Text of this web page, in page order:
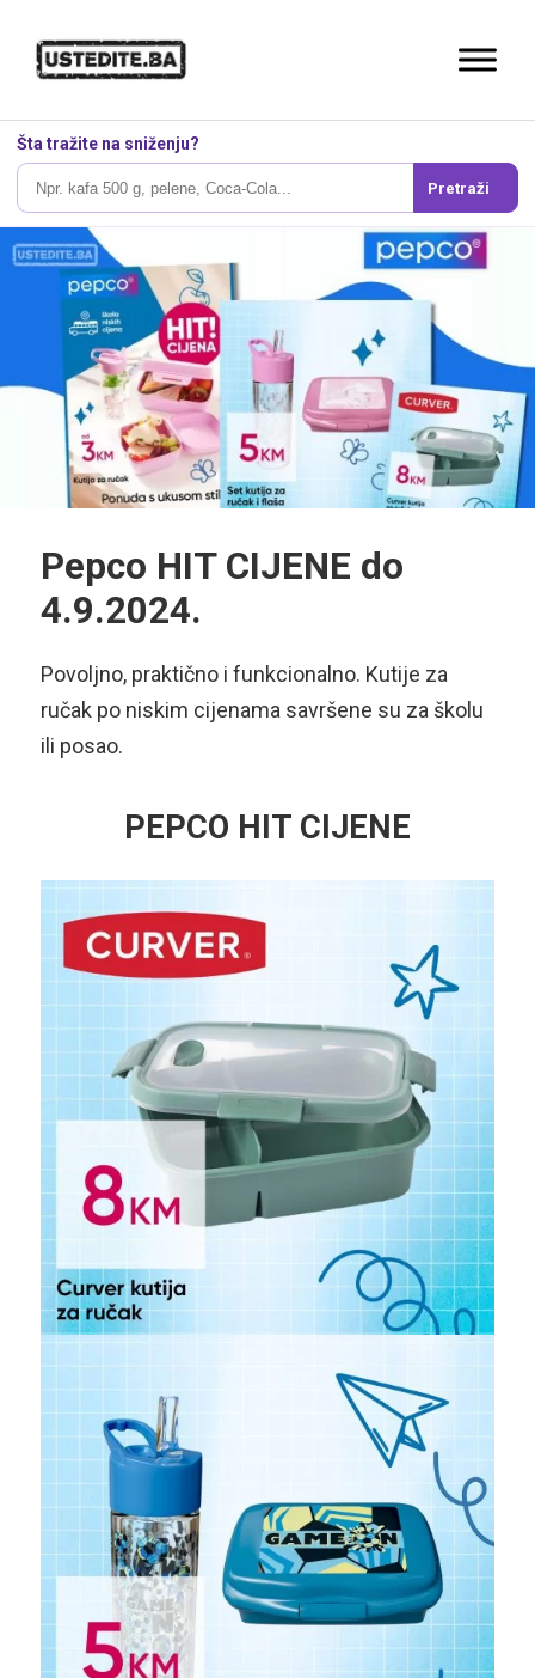
Šta tražite na sniženju?
Pretraži
Pepco HIT CIJENE do
4.9.2024.
Povoljno, praktično i funkcionalno. Kutije za
ručak po niskim cijenama savršene su za školu
ili posao.
PEPCO HIT CIJENE